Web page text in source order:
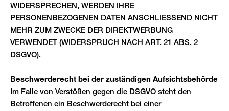
WIDERSPRECHEN, WERDEN IHRE
PERSONENBEZOGENEN DATEN ANSCHLIESSEND NICHT
MEHR ZUM ZWECKE DER DIREKTWERBUNG
VERWENDET (WIDERSPRUCH NACH ART. 21 ABS. 2
DSGVO).
Beschwerde­recht bei der zuständigen Aufsichts­behörde
Im Falle von Verstößen gegen die DSGVO steht den
Betroffenen ein Beschwerderecht bei einer